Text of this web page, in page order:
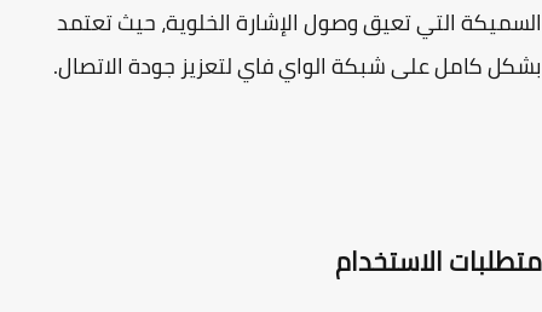
التي تعيق وصول الإشارة الخلوية، حيث تعتمد
كامل على شبكة الواي فاي لتعزيز جودة الاتصال.
الاستخدام